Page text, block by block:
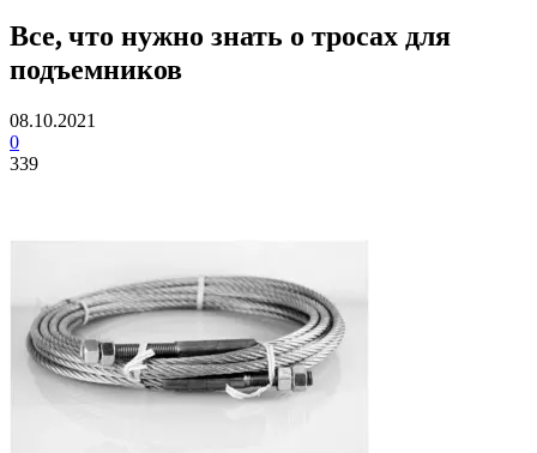
Все, что нужно знать о тросах для
подъемников
08.10.2021
0
339